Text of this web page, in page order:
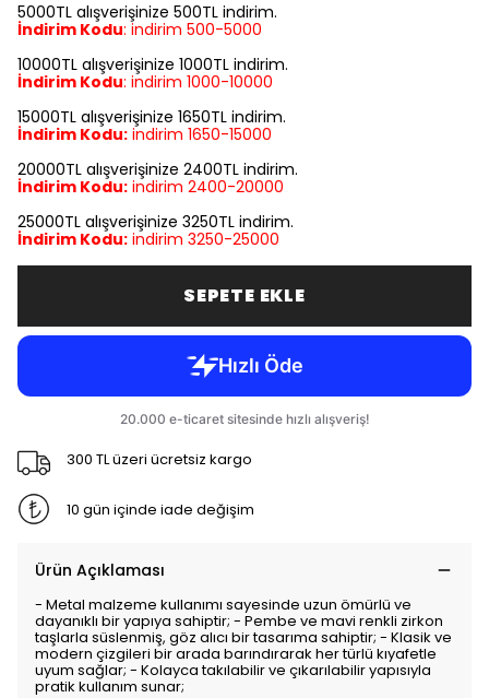
5000TL alışverişinize 500TL indirim.
İndirim Kodu: indirim 500-5000
10000TL alışverişinize 1000TL indirim.
İndirim Kodu: indirim 1000-10000
15000TL alışverişinize 1650TL indirim.
İndirim Kodu: indirim 1650-15000
20000TL alışverişinize 2400TL indirim.
İndirim Kodu: indirim 2400-20000
25000TL alışverişinize 3250TL indirim.
İndirim Kodu: indirim 3250-25000
SEPETE EKLE
300 TL üzeri ücretsiz kargo
10 gün içinde iade değişim
Ürün Açıklaması
- Metal malzeme kullanımı sayesinde uzun ömürlü ve
dayanıklı bir yapıya sahiptir; - Pembe ve mavi renkli zirkon
taşlarla süslenmiş, göz alıcı bir tasarıma sahiptir; - Klasik ve
modern çizgileri bir arada barındırarak her türlü kıyafetle
uyum sağlar; - Kolayca takılabilir ve çıkarılabilir yapısıyla
pratik kullanım sunar;